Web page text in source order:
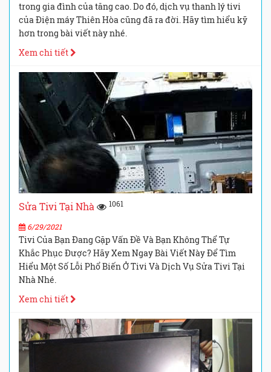
trong gia đình của tăng cao. Do đó, dịch vụ thanh lý tivi
của Điện máy Thiên Hòa cũng đã ra đời. Hãy tìm hiểu kỹ
hơn trong bài viết này nhé.
Xem chi tiết
Sửa Tivi Tại Nhà 1061
6/29/2021
Tivi Của Bạn Đang Gặp Vấn Đề Và Bạn Không Thể Tự
Khắc Phục Được? Hãy Xem Ngay Bài Viết Này Để Tìm
Hiểu Một Số Lỗi Phổ Biến Ở Tivi Và Dịch Vụ Sửa Tivi Tại
Nhà Nhé.
Xem chi tiết